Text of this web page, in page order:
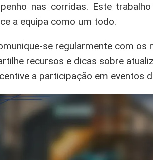
nas corridas. Este
a equipa como um todo.
se regularmente com
recursos e dicas sobre
a participação em eventos